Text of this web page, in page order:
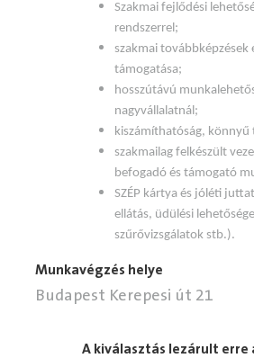
Szakmai fejlődési
rendszerrel;
szakmai továbbképzések
támogatása;
hosszútávú
nagyvállalatnál;
kiszámíthatóság, könnyű
szakmailag felkészült
befogadó és támogató
SZÉP kártya és jóléti
ellátás, üdülési
szűrővizsgálatok stb.).
Munkavégzés helye
Budapest Kerepesi út 21
A kiválasztás lezárult erre